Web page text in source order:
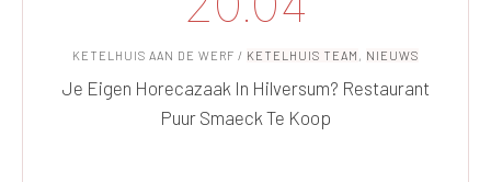
KETELHUIS AAN DE WERF / KETELHUIS TEAM , NIEUWS
Je Eigen Horecazaak In Hilversum? Restaurant
Puur Smaeck Te Koop